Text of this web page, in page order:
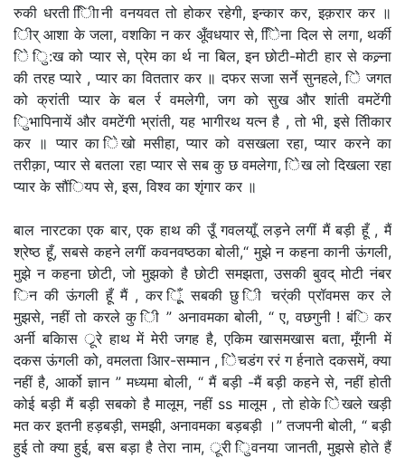
रुकी धरती िीिानी वनयवत तो होकर रहेगी, इन्कार कर, इक़रार कर ॥
िीर् आशा के जला, वशकिा न कर अूँवधयार से, िेिना दिल से लगा, थर्की
िे िु:ख को प्यार से, प्रेम का र्थ ना बिल, इन छोटी-मोटी हार से कल्र्ना
की तरह प्यारे , प्यार का विततार कर ॥ दफर सजा सर्ने सुनहले, िे जगत
को क्रांती प्यार के बल र्र वमलेगी, जग को सुख और शांती वमटेंगी
िुभापिनायें और वमटेंगी भ्रांती, यह भागीरथ यत्न है , तो भी, इसे तिीकार
कर ॥ प्यार का िेखो मसीहा, प्यार को वसखला रहा, प्यार करने का
तरीक़ा, प्यार से बतला रहा प्यार से सब कु छ वमलेगा, िेख लो दिखला रहा
प्यार के सौंियप से, इस, विश्व का शृंगार कर ॥
बाल नारटका एक बार, एक हाथ की उूँ गवलयाूँ लड़ने लगीं मैं बड़ी हूँ , मैं
श्रेष्ठ हूँ, सबसे कहने लगीं कवनवष्ठका बोली,“ मुझे न कहना कानी ऊंगली,
मुझे न कहना छोटी, जो मुझको है छोटी समझता, उसकी बुवद् मोटी नंबर
िन की ऊंगली हूँ मैं , कर िूूँ सबकी छु िी चर्ंकी प्रॉवमस कर ले
मुझसे, नहीं तो करले कु िी ” अनावमका बोली, “ ए, वछगुनी ! बंि कर
अर्नी बकिास र्ूरे हाथ में मेरी जगह है, एकिम खासमखास बता, मूँगनी में
दकस ऊंगली को, वमलता आिर-सम्मान , िेचडंग ररं ग र्हनाते दकसमें, क्या
नहीं है, आर्को ज्ञान ” मध्यमा बोली, “ मैं बड़ी -मैं बड़ी कहने से, नहीं होती
कोई बड़ी मैं बड़ी सबको है मालूम, नहीं ss मालूम , तो होके िेखले खड़ी
मत कर इतनी हड़बड़ी, समझी, अनावमका बड़बड़ी ।” तजपनी बोली, “ बड़ी
हुई तो क्या हुई, बस बड़ा है तेरा नाम, र्ूरी िुवनया जानती, मुझसे होते हैं